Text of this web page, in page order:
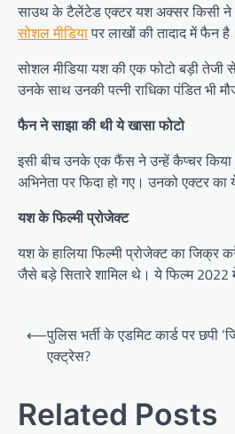
साउथ के टैलेंटेड एक्टर यश अक्सर किसी ने
सोशल मीडियापर लाखों की तादाद में फैन
सोशल मीडिया यश की एक फोटो बड़ी तेजी
उनके साथ उनकी पत्नी राधिका पंडित
फैन ने साझा की थी ये खासा फोटो
इसी बीच उनके एक फैंस ने उन्हें कैप्चर
अभिनेता पर फिदा हो गए। उनको एक्टर
यश के फिल्मी प्रोजेक्ट
यश के हालिया फिल्मी प्रोजेक्ट का जिक्र
जैसे बड़े सितारे शामिल थे। ये फिल्म 2022
Post
navigation
⟵पुलिस भर्ती के एडमिट कार्ड पर छपी
एक्ट्रेस?
Related Posts